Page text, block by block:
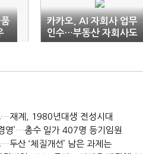
카카오, AI 자회사 업무
인수…부동산 자회사도
합병
…재계, 1980년대생 전성시대
영’…총수 일가 407명 등기임원
두산 ‘체질개선’ 남은 과제는